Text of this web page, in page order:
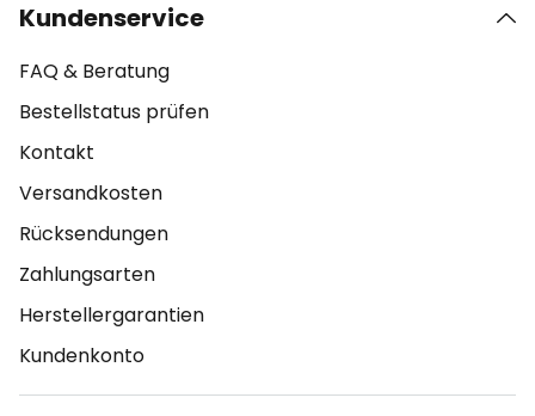
Kundenservice
FAQ & Beratung
Bestellstatus prüfen
Kontakt
Versandkosten
Rücksendungen
Zahlungsarten
Herstellergarantien
Kundenkonto